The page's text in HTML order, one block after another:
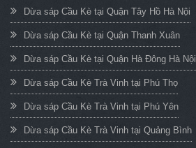
Dừa sáp Cầu Kè tại Quận Tây Hồ Hà Nội
Dừa sáp Cầu Kè tại Quận Thanh Xuân
Dừa sáp Cầu Kè tại Quận Hà Đông Hà Nội
Dừa sáp Cầu Kè Trà Vinh tại Phú Thọ
Dừa sáp Cầu Kè Trà Vinh tại Phú Yên
Dừa sáp Cầu Kè Trà Vinh tại Quảng Bình